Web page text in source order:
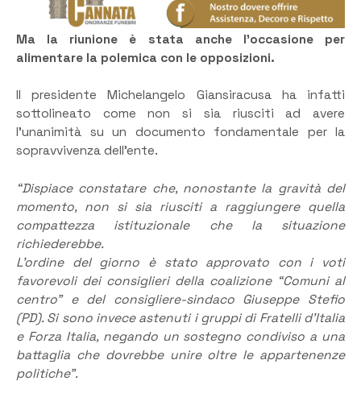
Ma la riunione è stata anche l’occasione per
alimentare la polemica con le opposizioni.
Il presidente Michelangelo Giansiracusa ha infatti
sottolineato come non si sia riusciti ad avere
l’unanimità su un documento fondamentale per la
sopravvivenza dell’ente.
“Dispiace constatare che, nonostante la gravità del
momento, non si sia riusciti a raggiungere quella
compattezza istituzionale che la situazione
richiederebbe.
L’ordine del giorno è stato approvato con i voti
favorevoli dei consiglieri della coalizione “Comuni al
centro” e del consigliere-sindaco Giuseppe Stefio
(PD). Si sono invece astenuti i gruppi di Fratelli d’Italia
e Forza Italia, negando un sostegno condiviso a una
battaglia che dovrebbe unire oltre le appartenenze
politiche”.